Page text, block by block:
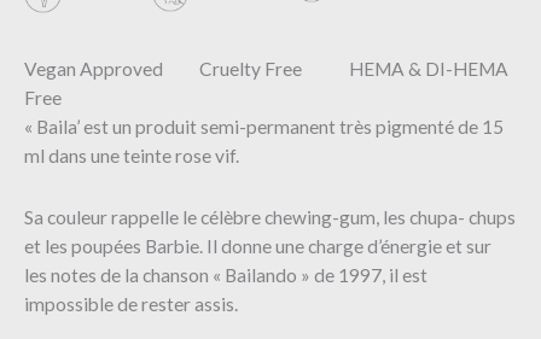
Vegan Approved Cruelty Free HEMA & DI-HEMA
Free
« Baila’ est un produit semi-permanent très pigmenté de 15
ml dans une teinte rose vif.
Sa couleur rappelle le célèbre chewing-gum, les chupa- chups
et les poupées Barbie. Il donne une charge d’énergie et sur
les notes de la chanson « Bailando » de 1997, il est
impossible de rester assis.